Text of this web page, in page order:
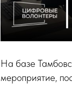
На базе
мероприятие,